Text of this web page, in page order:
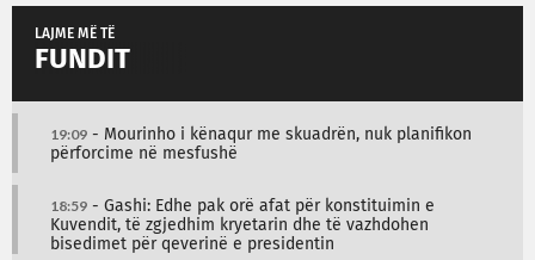
LAJME MË TË
FUNDIT
19:09 - Mourinho i kënaqur me skuadrën, nuk planifikon
përforcime në mesfushë
18:59 - Gashi: Edhe pak orë afat për konstituimin e
Kuvendit, të zgjedhim kryetarin dhe të vazhdohen
bisedimet për qeverinë e presidentin